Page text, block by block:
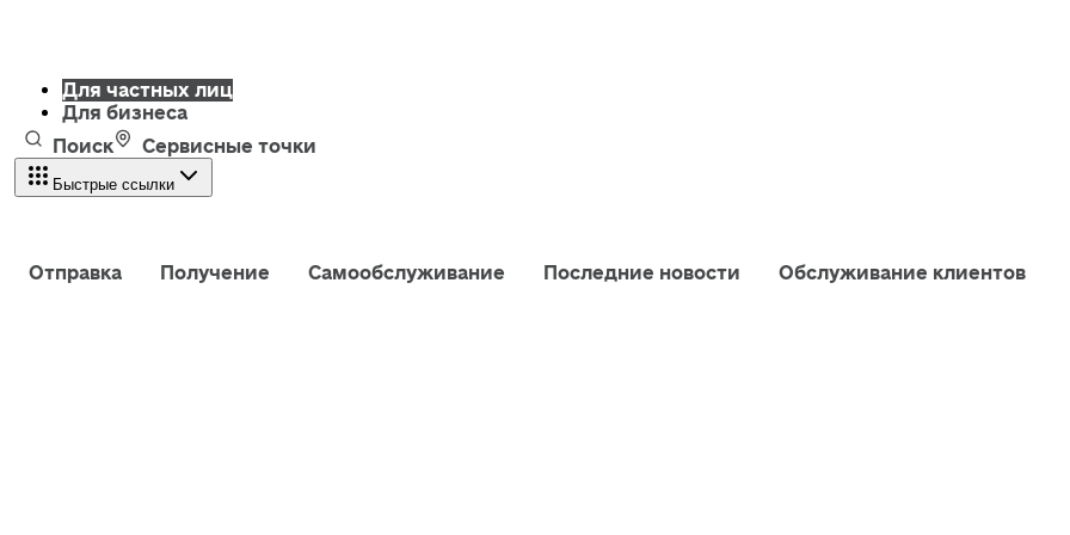
Для частных лиц
Для бизнеса
Поиск
Сервисные точки
Быстрые ссылки
Отправка Получение Самообслуживание Последние новости Обслуживание клиентов